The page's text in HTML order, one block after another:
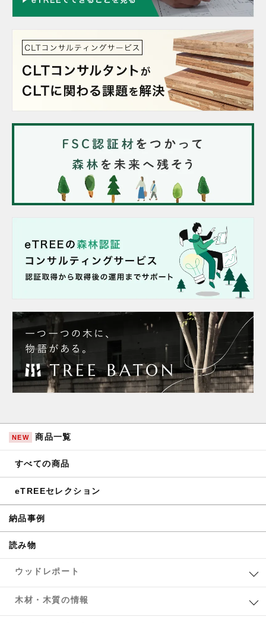
NEW 商品一覧
すべての商品
eTREEセレクション
納品事例
読み物
ウッドレポート
木材・木質の情報